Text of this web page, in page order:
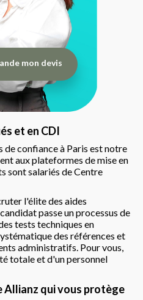
mon devis
et en CDI
de confiance à Paris est notre
aux plateformes de mise en
sont salariés de Centre
l'élite des aides
passe un processus de
tests techniques en
des références et
administratifs. Pour vous,
totale et d'un personnel
Allianz qui vous protège